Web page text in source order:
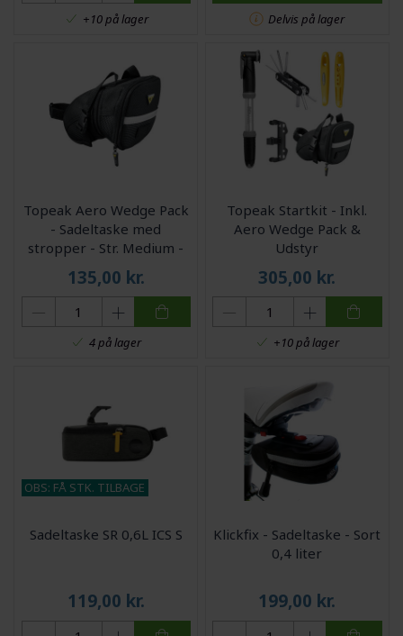
+10 på lager Delvis på lager
Topeak Aero Wedge Pack
- Sadeltaske med
stropper - Str. Medium -
0,98 - 1,31 liter
135,00 kr.
4 på lager
Topeak Startkit - Inkl.
Aero Wedge Pack &
Udstyr
305,00 kr.
+10 på lager
OBS: FÅ STK. TILBAGE
Sadeltaske SR 0,6L ICS S
119,00 kr.
Klickfix - Sadeltaske - Sort
0,4 liter
199,00 kr.